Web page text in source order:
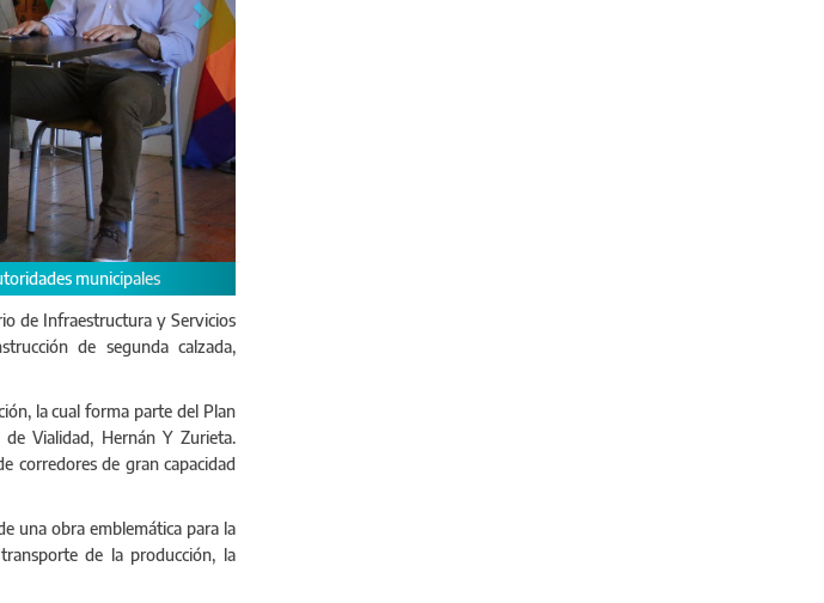
de Infraestructura y Servicios
de segunda calzada,
la cual forma parte del Plan
Vialidad, Hernán Y Zurieta.
corredores de gran capacidad
una obra emblemática para la
de la producción, la